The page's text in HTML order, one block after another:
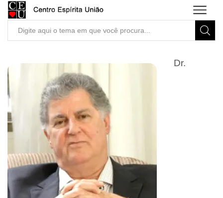
Search
Dr.